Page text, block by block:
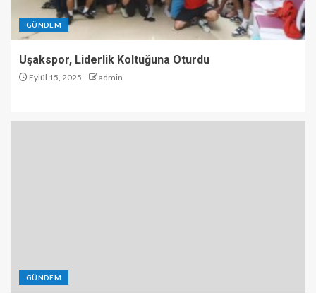
GÜNDEM
Uşakspor, Liderlik Koltuğuna Oturdu
Eylül 15, 2025 admin
GÜNDEM